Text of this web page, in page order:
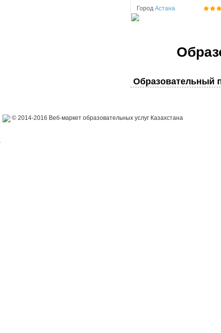
Город Астана
Образовательный
© 2014-2016 Веб-маркет образовательных услуг Казахстана